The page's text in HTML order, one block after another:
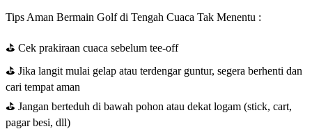
Tips Aman Bermain Golf di Tengah Cuaca Tak Menentu :
⛳ Cek prakiraan cuaca sebelum tee-off
⛳ Jika langit mulai gelap atau terdengar guntur, segera berhenti dan
cari tempat aman
⛳ Jangan berteduh di bawah pohon atau dekat logam (stick, cart,
pagar besi, dll)